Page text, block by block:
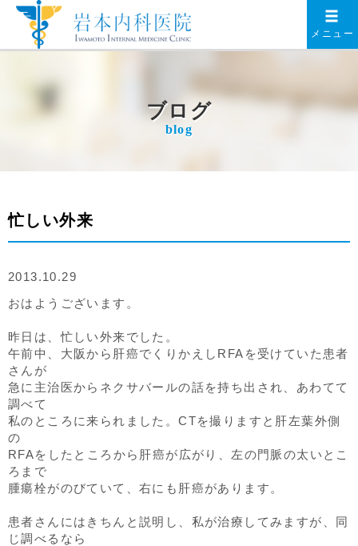
メニュー
ブログ
blog
忙しい外来
2013.10.29
おはようございます。
昨日は、忙しい外来でした。
午前中、大阪から肝癌でくりかえしRFAを受けていた患者
さんが
急に主治医からネクサバールの話を持ち出され、あわてて
調べて
私のところに来られました。CTを撮りますと肝左葉外側
の
RFAをしたところから肝癌が広がり、左の門脈の太いとこ
ろまで
腫瘍栓がのびていて、右にも肝癌があります。
患者さんにはきちんと説明し、私が治療してみますが、同
じ調べるなら